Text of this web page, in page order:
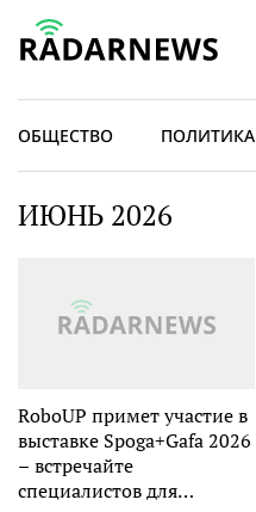
ОБЩЕСТВО ПОЛИТИКА
ИЮНЬ 2026
RoboUP примет участие в
выставке Spoga+Gafa 2026
– встречайте
специалистов для